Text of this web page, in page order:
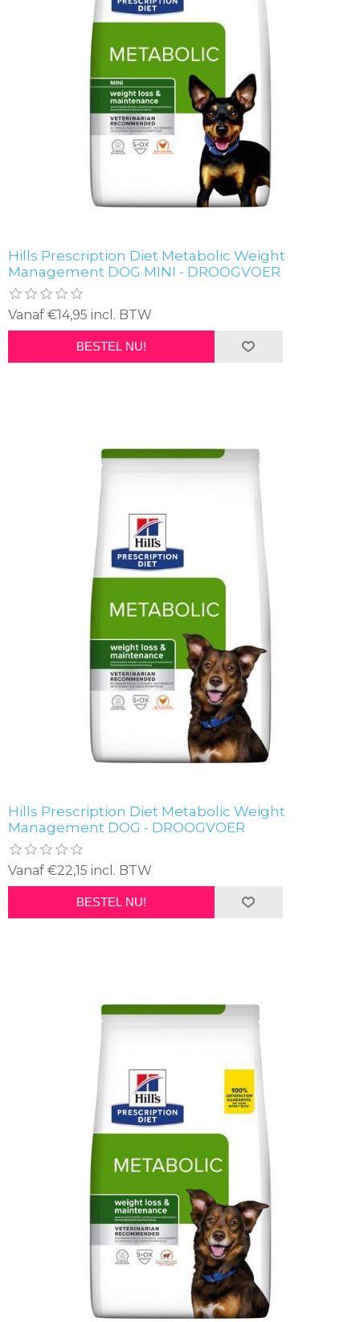
Hills Prescription Diet Metabolic Weight
Management DOG MINI - DROOGVOER
Vanaf €14,95 incl. BTW
BESTEL NU!
Hills Prescription Diet Metabolic Weight
Management DOG - DROOGVOER
Vanaf €22,15 incl. BTW
BESTEL NU!